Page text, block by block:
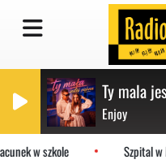
Ty mala
Enjoy
w szkole Szpital w